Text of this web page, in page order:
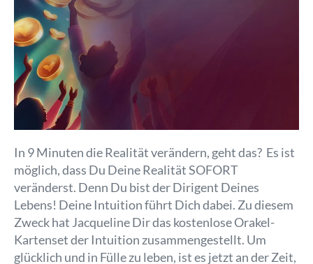
In 9 Minuten die Realität verändern, geht das? Es ist
möglich, dass Du Deine Realität SOFORT
veränderst. Denn Du bist der Dirigent Deines
Lebens! Deine Intuition führt Dich dabei. Zu diesem
Zweck hat Jacqueline Dir das kostenlose Orakel-
Kartenset der Intuition zusammengestellt. Um
glücklich und in Fülle zu leben, ist es jetzt an der Zeit,